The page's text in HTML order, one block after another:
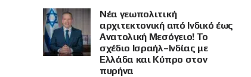
Νέα γεωπολιτική
αρχιτεκτονική από Ινδικό έως
Ανατολική Μεσόγειο! Το
σχέδιο Ισραήλ–Ινδίας με
Ελλάδα και Κύπρο στον
πυρήνα